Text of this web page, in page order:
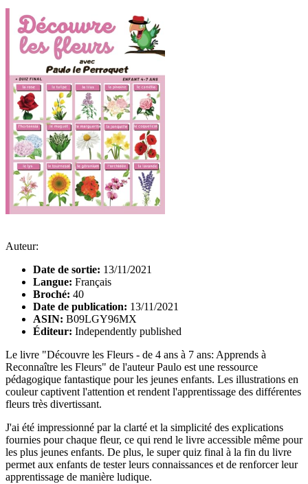
Auteur:
Date de sortie: 13/11/2021
Langue: Français
Broché: 40
Date de publication: 13/11/2021
ASIN: B09LGY96MX
Éditeur: Independently published
Le livre "Découvre les Fleurs - de 4 ans à 7 ans: Apprends à
Reconnaître les Fleurs" de l'auteur Paulo est une ressource
pédagogique fantastique pour les jeunes enfants. Les illustrations en
couleur captivent l'attention et rendent l'apprentissage des différentes
fleurs très divertissant.
J'ai été impressionné par la clarté et la simplicité des explications
fournies pour chaque fleur, ce qui rend le livre accessible même pour
les plus jeunes enfants. De plus, le super quiz final à la fin du livre
permet aux enfants de tester leurs connaissances et de renforcer leur
apprentissage de manière ludique.